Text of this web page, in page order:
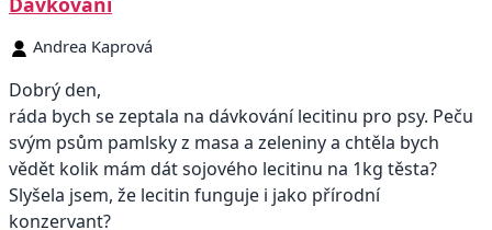
Andrea Kaprová
Dobrý den,
ráda bych se zeptala na dávkování lecitinu pro psy. Peču
svým psům pamlsky z masa a zeleniny a chtěla bych
vědět kolik mám dát sojového lecitinu na 1kg těsta?
Slyšela jsem, že lecitin funguje i jako přírodní
konzervant?